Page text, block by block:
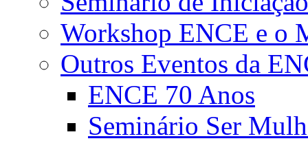
Workshop ENCE e o
Outros Eventos da
ENCE 70 Anos
Seminário Ser